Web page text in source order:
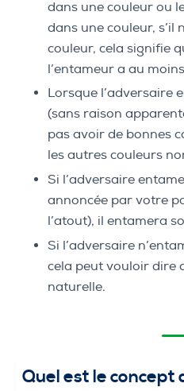
dans une couleur ou
dans une couleur, s’il
couleur, cela signifie
l’entameur a au
Lorsque l’adversaire
(sans raison
pas avoir de bonnes
les autres couleurs
Si l’adversaire
annoncée par votre
l’atout), il entamera
Si l’adversaire
cela peut vouloir dire
naturelle.
Quel est le concept